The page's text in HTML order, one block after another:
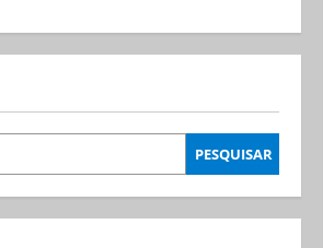
PESQUISAR